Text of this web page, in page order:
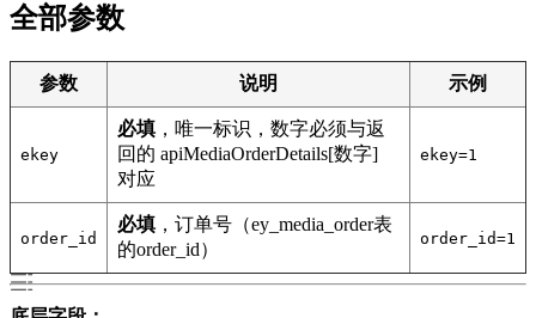
全部参数
参数 说明 示例
ekey
必填 ，唯一标识，数字必须与返
回的 apiMediaOrderDetails[数字]
对应
ekey=1
order_id
必填 ，订单号（ey_media_order表
的order_id）
order_id=1